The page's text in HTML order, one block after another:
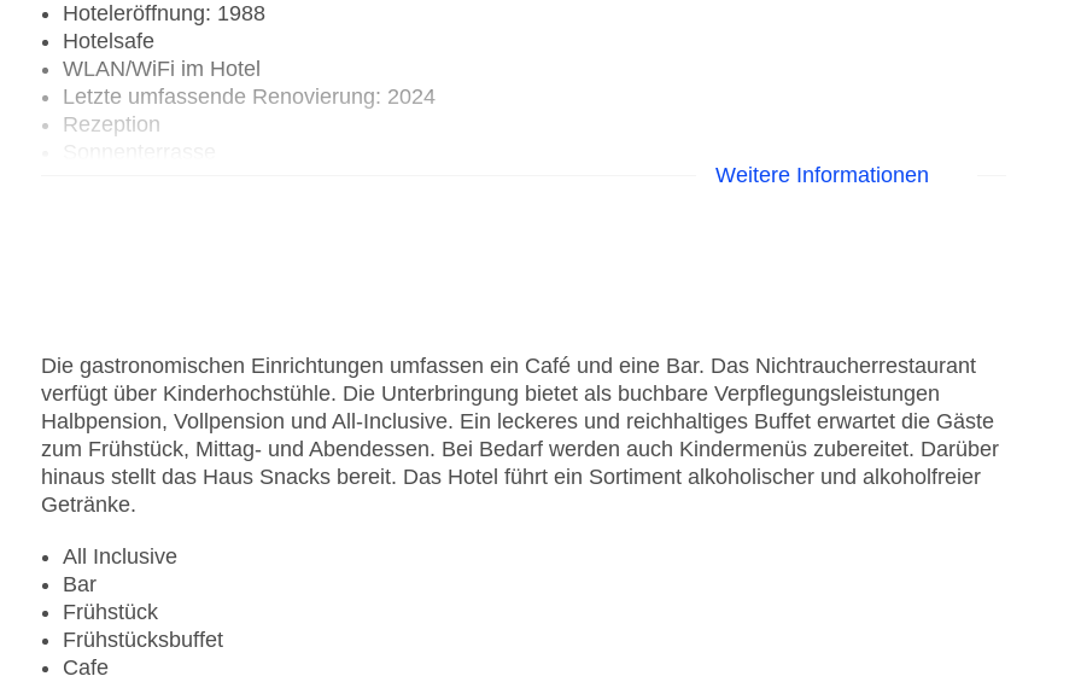
Hoteleröffnung: 1988
Hotelsafe
WLAN/WiFi im Hotel
Letzte umfassende Renovierung: 2024
Rezeption
Weitere Informationen
Die gastronomischen Einrichtungen umfassen ein Café und eine Bar. Das Nichtraucherrestaurant
verfügt über Kinderhochstühle. Die Unterbringung bietet als buchbare Verpflegungsleistungen
Halbpension, Vollpension und All-Inclusive. Ein leckeres und reichhaltiges Buffet erwartet die Gäste
zum Frühstück, Mittag- und Abendessen. Bei Bedarf werden auch Kindermenüs zubereitet. Darüber
hinaus stellt das Haus Snacks bereit. Das Hotel führt ein Sortiment alkoholischer und alkoholfreier
Getränke.
All Inclusive
Bar
Frühstück
Frühstücksbuffet
Cafe